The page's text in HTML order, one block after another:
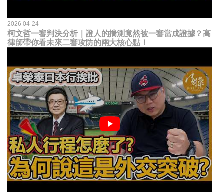
2026-04-24
柯文哲一審判決分析｜證人的揣測竟然被一審當成證據？高
律師帶你看未來二審攻防的兩大核心點！